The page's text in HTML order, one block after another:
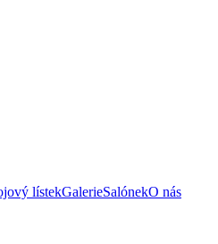
lístekGalerieSalónekO nás